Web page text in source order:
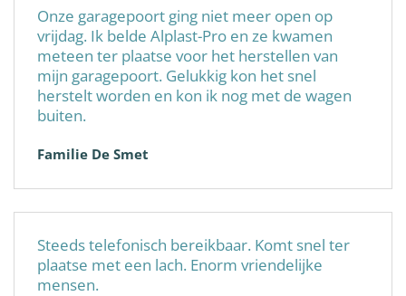
Onze garagepoort ging niet meer open op
vrijdag. Ik belde Alplast-Pro en ze kwamen
meteen ter plaatse voor het herstellen van
mijn garagepoort. Gelukkig kon het snel
herstelt worden en kon ik nog met de wagen
buiten.
Familie De Smet
Steeds telefonisch bereikbaar. Komt snel ter
plaatse met een lach. Enorm vriendelijke
mensen.